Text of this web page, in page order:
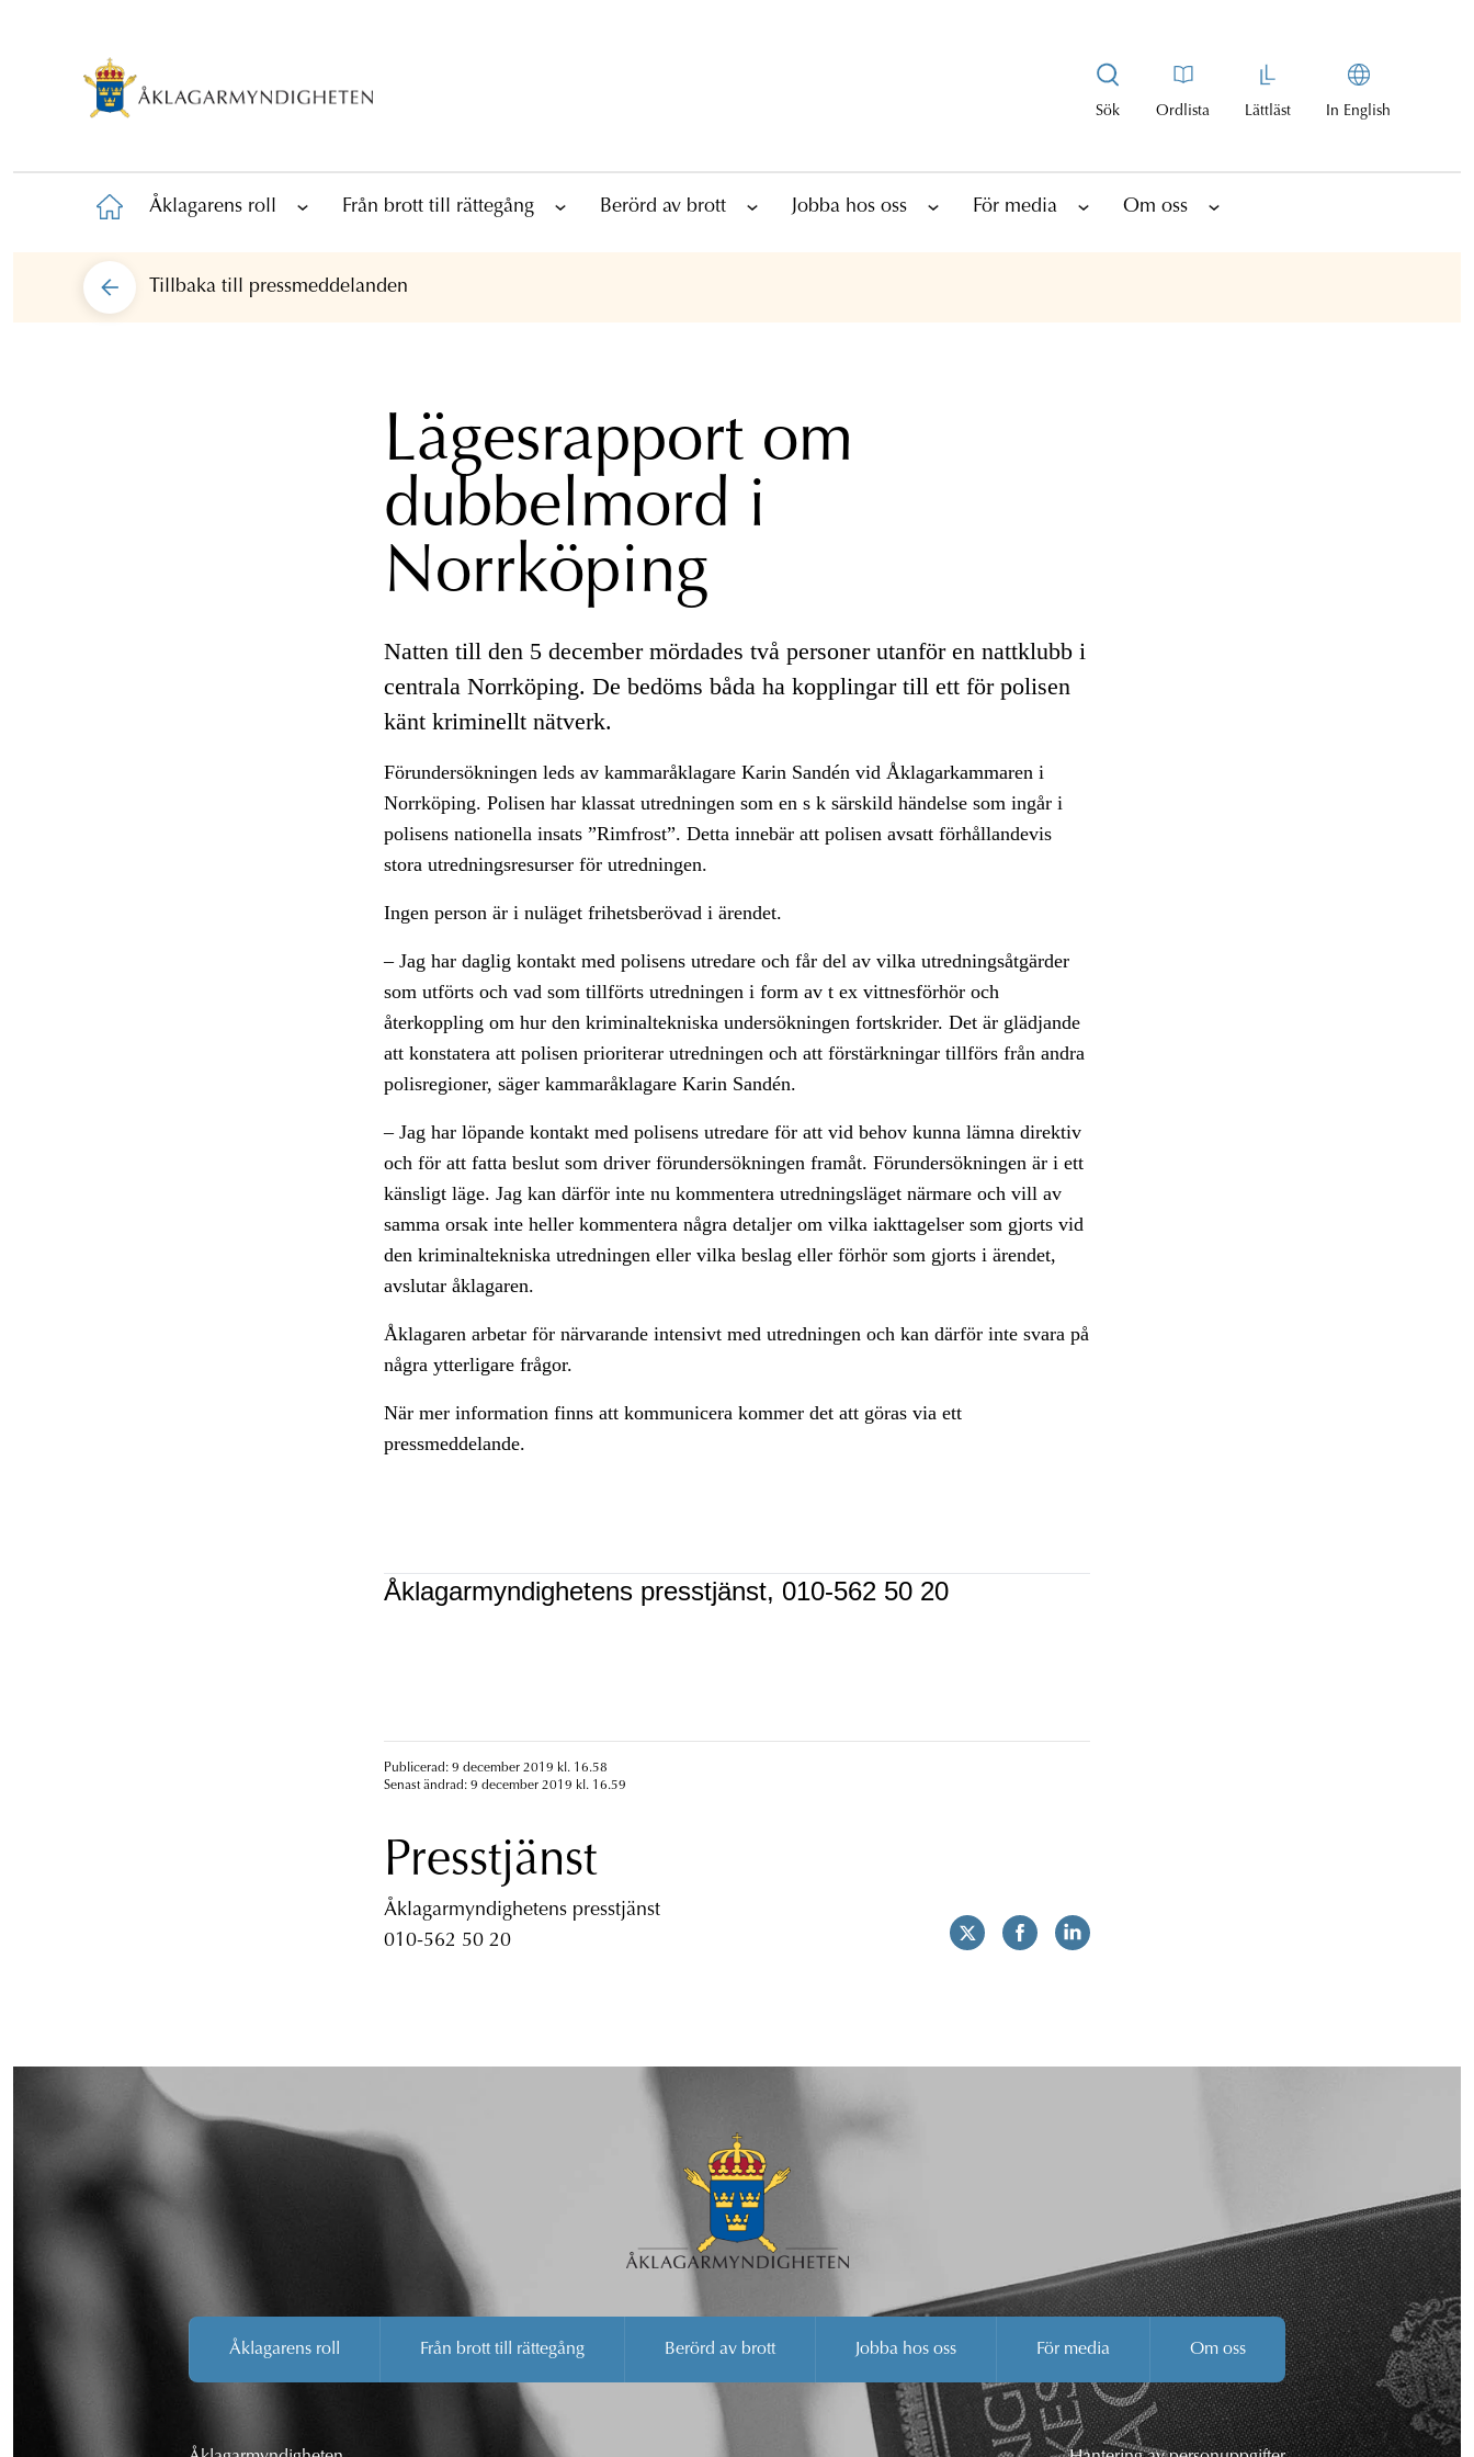
Sök Ordlista Lättläst In English
Åklagarens roll Från brott till rättegång Berörd av brott Jobba hos oss För media Om oss
Tillbaka till pressmeddelanden
Lägesrapport om
dubbelmord i
Norrköping
Natten till den 5 december mördades två personer utanför en nattklubb i
centrala Norrköping. De bedöms båda ha kopplingar till ett för polisen
känt kriminellt nätverk.
Förundersökningen leds av kammaråklagare Karin Sandén vid Åklagarkammaren i
Norrköping. Polisen har klassat utredningen som en s k särskild händelse som ingår i
polisens nationella insats ”Rimfrost”. Detta innebär att polisen avsatt förhållandevis
stora utredningsresurser för utredningen.
Ingen person är i nuläget frihetsberövad i ärendet.
– Jag har daglig kontakt med polisens utredare och får del av vilka utredningsåtgärder
som utförts och vad som tillförts utredningen i form av t ex vittnesförhör och
återkoppling om hur den kriminaltekniska undersökningen fortskrider. Det är glädjande
att konstatera att polisen prioriterar utredningen och att förstärkningar tillförs från andra
polisregioner, säger kammaråklagare Karin Sandén.
– Jag har löpande kontakt med polisens utredare för att vid behov kunna lämna direktiv
och för att fatta beslut som driver förundersökningen framåt. Förundersökningen är i ett
känsligt läge. Jag kan därför inte nu kommentera utredningsläget närmare och vill av
samma orsak inte heller kommentera några detaljer om vilka iakttagelser som gjorts vid
den kriminaltekniska utredningen eller vilka beslag eller förhör som gjorts i ärendet,
avslutar åklagaren.
Åklagaren arbetar för närvarande intensivt med utredningen och kan därför inte svara på
några ytterligare frågor.
När mer information finns att kommunicera kommer det att göras via ett
pressmeddelande.
Åklagarmyndighetens presstjänst, 010-562 50 20
Publicerad: 9 december 2019 kl. 16.58
Senast ändrad: 9 december 2019 kl. 16.59
Presstjänst
Åklagarmyndighetens presstjänst
010-562 50 20
Åklagarens roll Från brott till rättegång Berörd av brott Jobba hos oss För media Om oss